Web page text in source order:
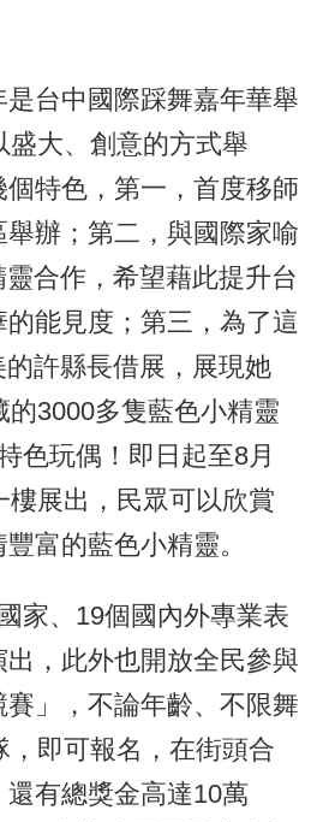
台中國際踩舞嘉年華舉
盛大、創意的方式舉
特色，第一，首度移師
辦；第二，與國際家喻
合作，希望藉此提升台
能見度；第三，為了這
的許縣長借展，展現她
的3000多隻藍色小精靈
色玩偶！即日起至8月
樓展出，民眾可以欣賞
富的藍色小精靈。
家、 19個國內外專業表
，此外也開放全民參與
賽」，不論年齡、不限舞
，即可報名，在街頭合
有總獎金高達10萬